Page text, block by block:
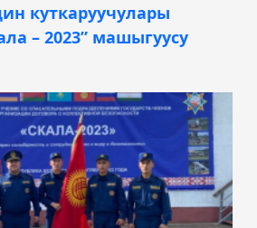
куткаруучулары
– 2023” машыгуусу